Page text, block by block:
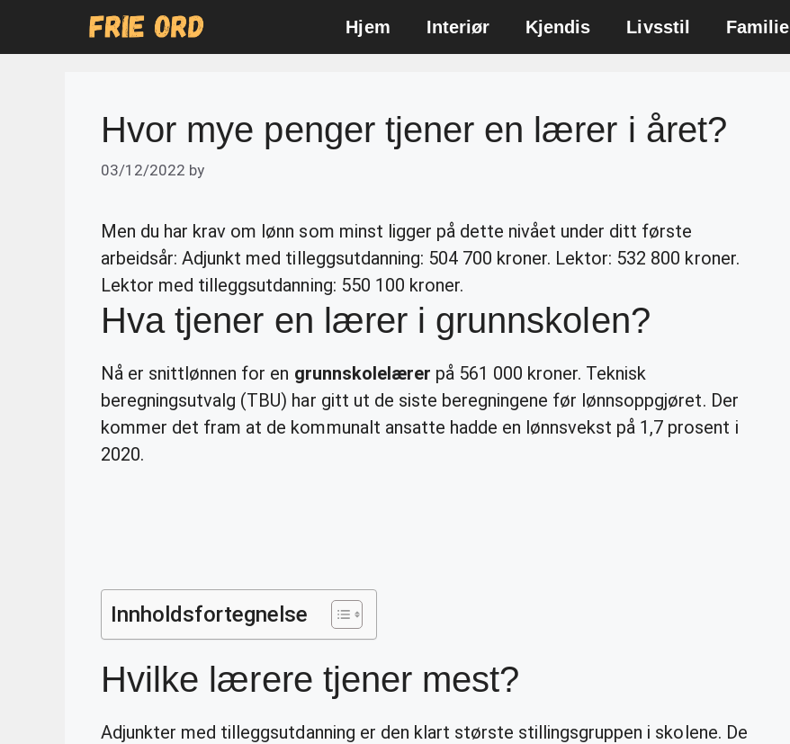
Hjem Interiør Kjendis Livsstil Familie
Hvor mye penger tjener en lærer i året?
03/12/2022 by
Men du har krav om lønn som minst ligger på dette nivået under ditt første
arbeidsår: Adjunkt med tilleggsutdanning: 504 700 kroner. Lektor: 532 800 kroner.
Lektor med tilleggsutdanning: 550 100 kroner.
Hva tjener en lærer i grunnskolen?
Nå er snittlønnen for en grunnskolelærer på 561 000 kroner. Teknisk
beregningsutvalg (TBU) har gitt ut de siste beregningene før lønnsoppgjøret. Der
kommer det fram at de kommunalt ansatte hadde en lønnsvekst på 1,7 prosent i
2020.
Innholdsfortegnelse
Hvilke lærere tjener mest?
Adjunkter med tilleggsutdanning er den klart største stillingsgruppen i skolene. De